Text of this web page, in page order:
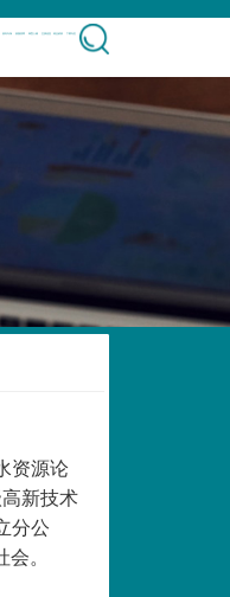
资源论
新技术
分公
。